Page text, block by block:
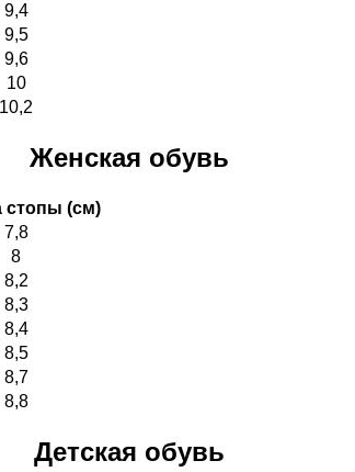
9,4
9,5
9,6
10
10,2
Женская обувь
стопы (см)
7,8
8
8,2
8,3
8,4
8,5
8,7
8,8
Детская обувь